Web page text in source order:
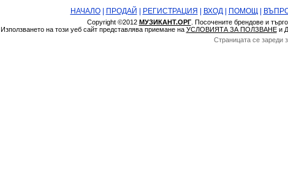
НАЧАЛО| ПРОДАЙ РЕГИСТРАЦИЯ ВХОД| ПОМОЩ|
Copyright ©2012 МУЗИКАНТ.ОРГ. Посочените брендове и
Използването на този уеб сайт представлява приемане на УСЛОВИЯТА ЗА ПОЛЗВАНЕи
Страницата се зареди